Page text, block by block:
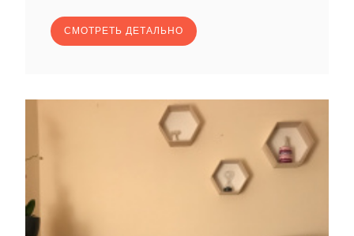
СМОТРЕТЬ ДЕТАЛЬНО